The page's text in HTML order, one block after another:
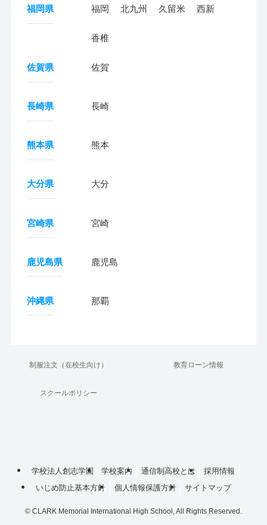
福岡県 福岡 北九州 久留米 西新
香椎
佐賀県 佐賀
長崎県 長崎
熊本県 熊本
大分県 大分
宮崎県 宮崎
鹿児島県 鹿児島
沖縄県 那覇
制服注文（在校生向け） 教育ローン情報
スクールポリシー
学校法人創志学園 学校案内 通信制高校とは
採用情報
いじめ防止基本方針
個人情報保護方針 サイトマップ
© CLARK Memorial International High School, All Rights Reserved.